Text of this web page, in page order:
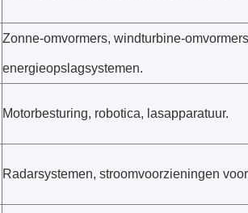
Zonne-omvormers, windturbine-
energieopslagsystemen.
Motorbesturing, robotica, lasapparatuur.
Radarsystemen, stroomvoorzieningen